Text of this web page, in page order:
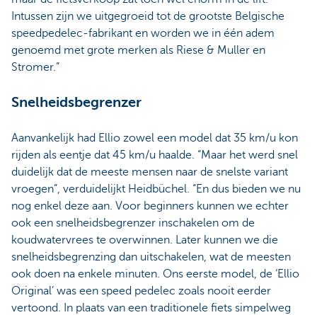
Intussen zijn we uitgegroeid tot de grootste Belgische
speedpedelec-fabrikant en worden we in één adem
genoemd met grote merken als Riese & Muller en
Stromer.”
Snelheidsbegrenzer
Aanvankelijk had Ellio zowel een model dat 35 km/u kon
rijden als eentje dat 45 km/u haalde. “Maar het werd snel
duidelijk dat de meeste mensen naar de snelste variant
vroegen”, verduidelijkt Heidbüchel. “En dus bieden we nu
nog enkel deze aan. Voor beginners kunnen we echter
ook een snelheidsbegrenzer inschakelen om de
koudwatervrees te overwinnen. Later kunnen we die
snelheidsbegrenzing dan uitschakelen, wat de meesten
ook doen na enkele minuten. Ons eerste model, de ‘Ellio
Original’ was een speed pedelec zoals nooit eerder
vertoond. In plaats van een traditionele fiets simpelweg